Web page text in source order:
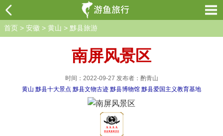
首页 > 安徽 > 黄山 > 黟县旅游
南屏风景区
时间：2022-09-27 发布者：酌青山
黄山 黟县十大景点 黟县文物古迹 黟县博物馆 黟县爱国主义教育基地